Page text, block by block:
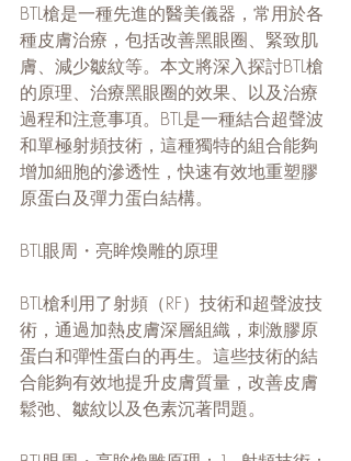
BTL槍是一種先進的醫美儀器，常用於各
種皮膚治療，包括改善黑眼圈、緊致肌
膚、減少皺紋等。本文將深入探討BTL槍
的原理、治療黑眼圈的效果、以及治療
過程和注意事項。BTL是一種結合超聲波
和單極射頻技術，這種獨特的組合能夠
增加細胞的滲透性，快速有效地重塑膠
原蛋白及彈力蛋白結構。
BTL眼周・亮眸煥雕的原理
BTL槍利用了射頻（RF）技術和超聲波技
術，通過加熱皮膚深層組織，刺激膠原
蛋白和彈性蛋白的再生。這些技術的結
合能夠有效地提升皮膚質量，改善皮膚
鬆弛、皺紋以及色素沉著問題。